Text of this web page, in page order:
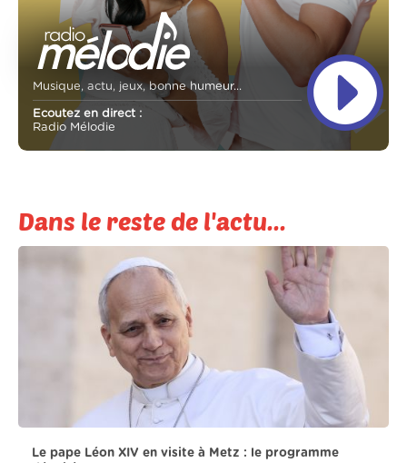
Musique, actu, jeux, bonne humeur...
Ecoutez en direct :
Radio Mélodie
Dans le reste de l'actu...
Le pape Léon XIV en visite à Metz : le programme